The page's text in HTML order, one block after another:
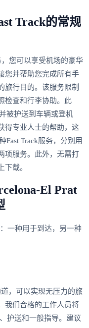
Track的常规
，您可以享受机场的豪华
您并帮助您完成所有手
旅行目的。该服务限制
检查和行李协助。此
被护送到车辆或登机
得专业人士的帮助，这
Fast Track服务，分别用
项服务。此外，无需打
载。
El Prat
一种用于到达，另一种
道，可以实现无压力的旅
我们合格的工作人员将
护送和一般指导。建议